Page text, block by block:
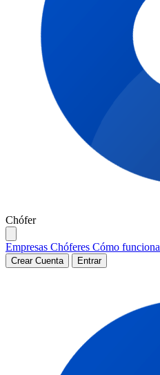
Chófer
Empresas Chóferes Cómo funciona
Crear Cuenta Entrar